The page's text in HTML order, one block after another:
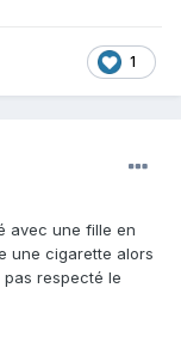
1
avec une fille en
une cigarette alors
respecté le